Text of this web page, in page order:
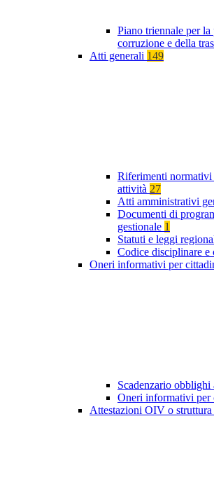
Piano triennale per
corruzione e della
Atti generali 149
Riferimenti normativi
attività 27
Atti amministrativi
Documenti di
gestionale 1
Statuti e leggi
Codice disciplinare e
Oneri informativi per
Scadenzario
Oneri informativi per
Attestazioni OIV o struttura